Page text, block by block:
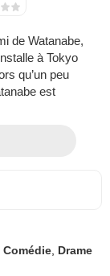
de Watanabe,
à Tokyo
qu’un peu
est
Comédie Drame